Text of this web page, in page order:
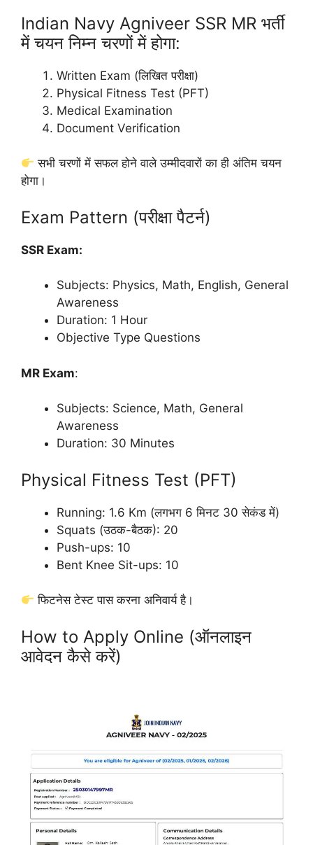
Indian Navy Agniveer SSR MR भर्ती
में चयन निम्न चरणों में होगा:
Written Exam (लिखित परीक्षा)
Physical Fitness Test (PFT)
Medical Examination
Document Verification
सभी चरणों में सफल होने वाले उम्मीदवारों का ही अंतिम चयन
होगा।
Exam Pattern (परीक्षा पैटर्न)
SSR Exam:
Subjects: Physics, Math, English, General
Awareness
Duration: 1 Hour
Objective Type Questions
MR Exam:
Subjects: Science, Math, General
Awareness
Duration: 30 Minutes
Physical Fitness Test (PFT)
Running: 1.6 Km (लगभग 6 मिनट 30 सेकंड में)
Squats (उठक-बैठक): 20
Push-ups: 10
Bent Knee Sit-ups: 10
फिटनेस टेस्ट पास करना अनिवार्य है।
How to Apply Online (ऑनलाइन
आवेदन कैसे करें)